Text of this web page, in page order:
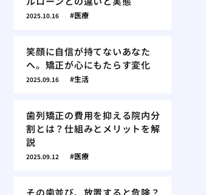
2025.10.16 医療
笑顔に自信が持てないあなた
へ。矯正が心にもたらす変化
2025.09.16 生活
歯列矯正の費用を抑える院内分
割とは？仕組みとメリットを解
説
2025.09.12 医療
その歯並び、放置すると危険？